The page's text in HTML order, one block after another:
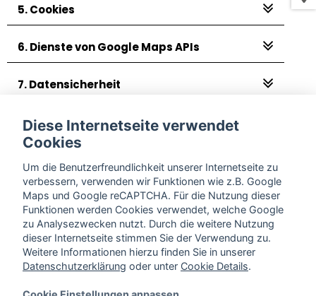
5. Cookies
6. Dienste von Google Maps APIs
7. Datensicherheit
8. Aktualität und Änderung dieser
Datenschutzerklärung
9. Name und Kontaktdaten des für die
Verarbeitung Verantwortlichen sowie des
Datenschutzbeauftragten
10. Whatsapp API
Diese Internetseite verwendet
Cookies
Um die Benutzerfreundlichkeit unserer Internetseite zu
verbessern, verwenden wir Funktionen wie z.B. Google
Maps und Google reCAPTCHA. Für die Nutzung dieser
Funktionen werden Cookies verwendet, welche Google
zu Analysezwecken nutzt. Durch die weitere Nutzung
dieser Internetseite stimmen Sie der Verwendung zu.
Weitere Informationen hierzu finden Sie in unserer
Datenschutzerklärung oder unter Cookie Details.